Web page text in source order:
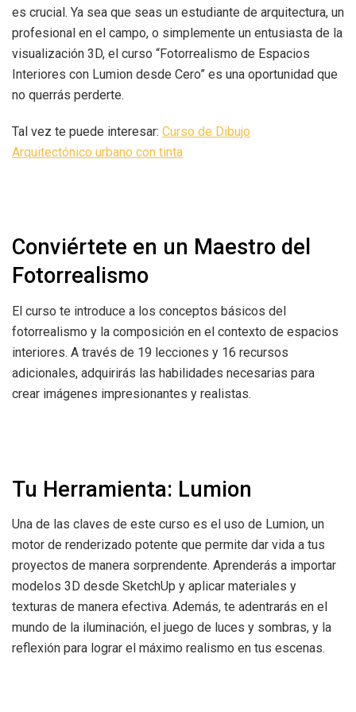
es crucial. Ya sea que seas un estudiante de arquitectura, un
profesional en el campo, o simplemente un entusiasta de la
visualización 3D, el curso “Fotorrealismo de Espacios
Interiores con Lumion desde Cero” es una oportunidad que
no querrás perderte.
Tal vez te puede interesar: Curso de Dibujo
Arquitectónico urbano con tinta
Conviértete en un Maestro del
Fotorrealismo
El curso te introduce a los conceptos básicos del
fotorrealismo y la composición en el contexto de espacios
interiores. A través de 19 lecciones y 16 recursos
adicionales, adquirirás las habilidades necesarias para
crear imágenes impresionantes y realistas.
Tu Herramienta: Lumion
Una de las claves de este curso es el uso de Lumion, un
motor de renderizado potente que permite dar vida a tus
proyectos de manera sorprendente. Aprenderás a importar
modelos 3D desde SketchUp y aplicar materiales y
texturas de manera efectiva. Además, te adentrarás en el
mundo de la iluminación, el juego de luces y sombras, y la
reflexión para lograr el máximo realismo en tus escenas.